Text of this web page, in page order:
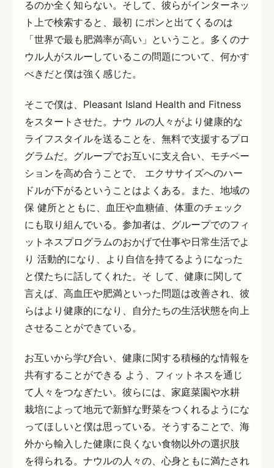
るのか全く知らない。そして、彼らがインターネッ
ト上で検索すると、最初 にポンと出てくるのは
「世界で最も肥満率が高い」ということ。多くのナ
ウル人がスルーしているこの問題について、何かす
べきだと僕は強く感じた。
そこで僕は、Pleasant Island Health and Fitness
をスタートさせた。ナウ ルの人々がより健康的な
ライフスタイルを送ることを、無料で支援するプロ
グラムだ。グループでお互いに支え合い、モチベー
ションを高め合うことで、 エクササイズへのハー
ドルが下がるということはよくある。また、地域の
保 健所とともに、血圧や血糖値、体重のチェック
にも取り組んでいる。参加者は、グループでのフィ
ットネスプログラムのおかげで仕事や日常生活でよ
り 活動的になり、より自信を持てるようになった
と僕たちに話してくれた。そ して、健康に関して
言えば、高血圧や肥満といった問題は改善され、彼
らはより健康的になり、自分たちの生活状態を向上
させることができている。
お互いから学び合い、健康に関する積極的な情報を
共有することができる よう、フィットネスを通じ
て人々をつなぎたい。彼らには、家庭菜園や水耕
栽培によって地元で新鮮な野菜をつくれるようにな
ってほしいと僕は思っている。そうすることで、海
外から輸入した健康に良くない食物以外の選択肢
を得られる。ナウルの人々の、心身ともに満たされ